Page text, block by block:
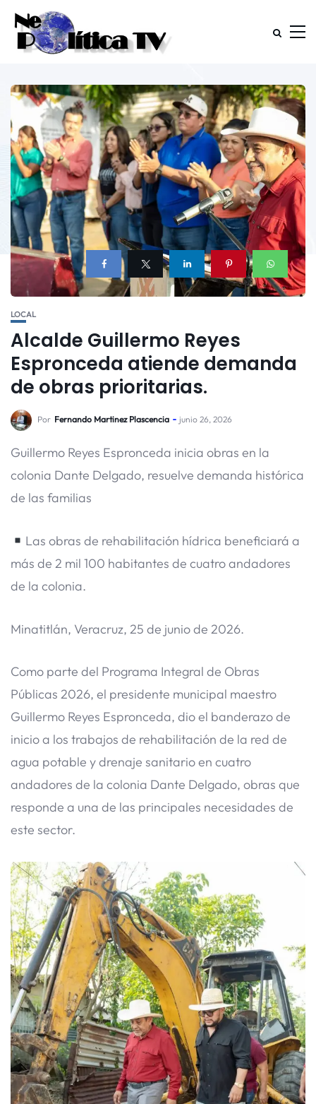
LOCAL
Alcalde Guillermo Reyes
Espronceda atiende demanda
de obras prioritarias.
Por Fernando Martinez Plascencia junio 26, 2026
Guillermo Reyes Espronceda inicia obras en la
colonia Dante Delgado, resuelve demanda histórica
de las familias
Las obras de rehabilitación hídrica beneficiará a
más de 2 mil 100 habitantes de cuatro andadores
de la colonia.
Minatitlán, Veracruz, 25 de junio de 2026.
Como parte del Programa Integral de Obras
Públicas 2026, el presidente municipal maestro
Guillermo Reyes Espronceda, dio el banderazo de
inicio a los trabajos de rehabilitación de la red de
agua potable y drenaje sanitario en cuatro
andadores de la colonia Dante Delgado, obras que
responde a una de las principales necesidades de
este sector.